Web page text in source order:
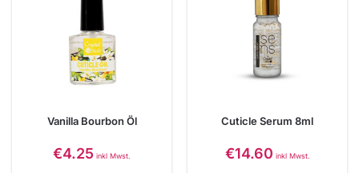
Vanilla Bourbon Öl
€4.25 inkl Mwst.
Cuticle Serum 8ml
€14.60 inkl Mwst.